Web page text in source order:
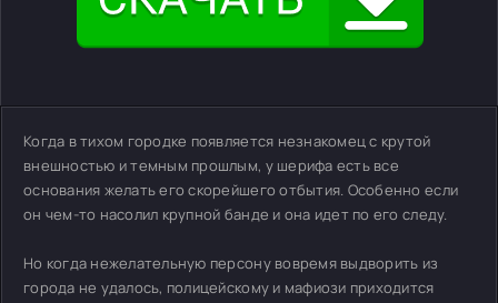
Когда в тихом городке появляется незнакомец с крутой
внешностью и темным прошлым, у шерифа есть все
основания желать его скорейшего отбытия. Особенно если
он чем-то насолил крупной банде и она идет по его следу.
Но когда нежелательную персону вовремя выдворить из
города не удалось, полицейскому и мафиози приходится